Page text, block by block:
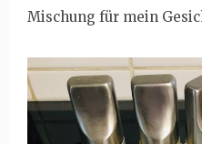
Mischung für mein